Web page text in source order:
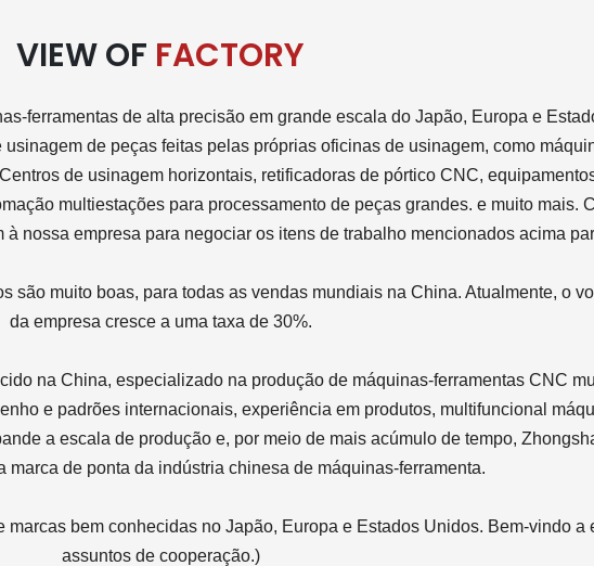
VIEW OF FACTORY
ferramentas de alta precisão em grande escala do Japão, Europa e
de peças feitas pelas próprias oficinas de usinagem, como
de usinagem horizontais, retificadoras de pórtico CNC,
multiestações para processamento de peças grandes. e muito mais.
nossa empresa para negociar os itens de trabalho mencionados acima
são muito boas, para todas as vendas mundiais na China. Atualmente, o
da empresa cresce a uma taxa de 30%.
na China, especializado na produção de máquinas-ferramentas CNC
e padrões internacionais, experiência em produtos, multifuncional
a escala de produção e, por meio de mais acúmulo de tempo,
marca de ponta da indústria chinesa de máquinas-ferramenta.
bem conhecidas no Japão, Europa e Estados Unidos. Bem-vindo
assuntos de cooperação.)